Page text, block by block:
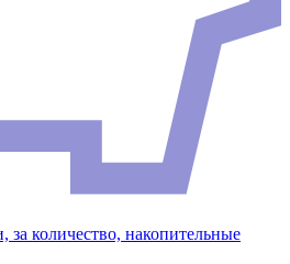
количество, накопительные